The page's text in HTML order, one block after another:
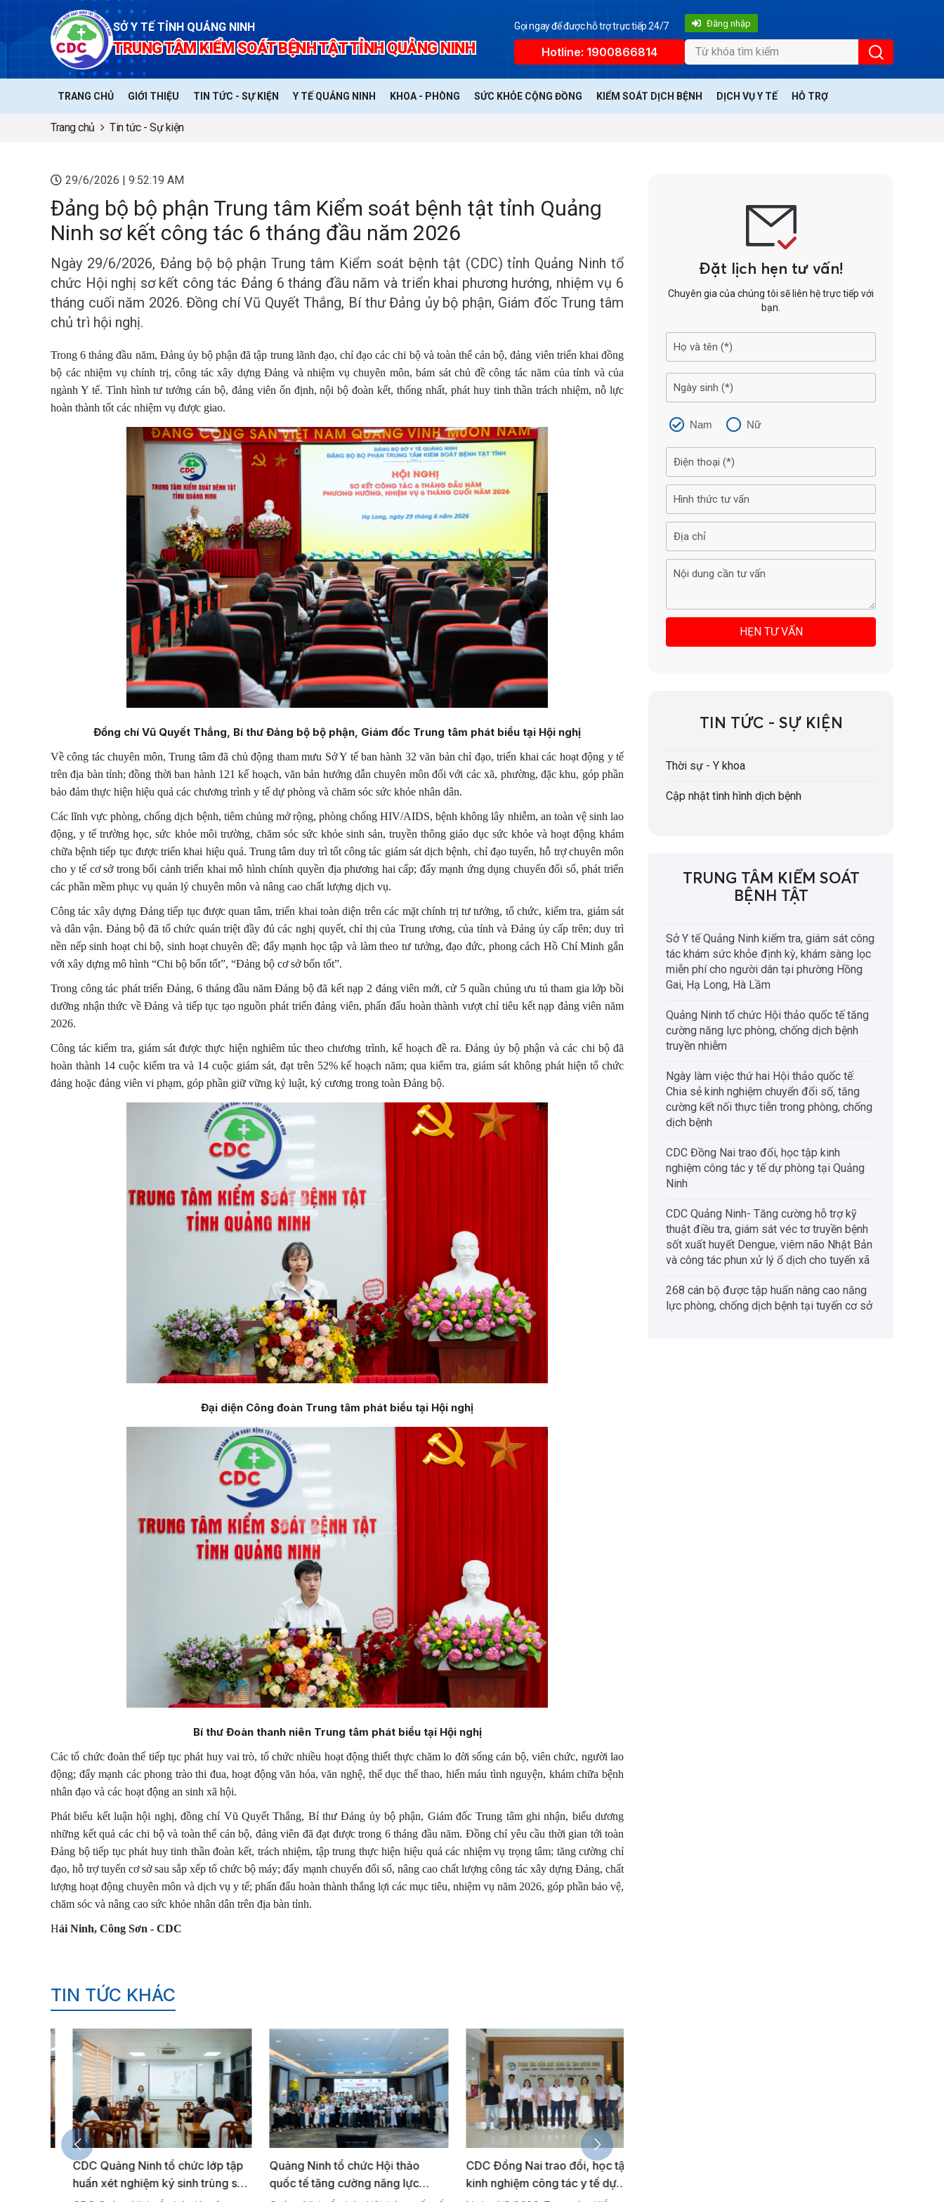
SỞ Y TẾ TỈNH QUẢNG NINH
TRUNG TÂM KIỂM SOÁT BỆNH TẬT TỈNH QUẢNG NINH
Gọi ngay để được hỗ trợ trực tiếp 24/7
Hotline: 1900866814
Đăng nhập
TRANG CHỦ GIỚI THIỆU TIN TỨC - SỰ KIỆN Y TẾ QUẢNG NINH KHOA - PHÒNG SỨC KHỎE CỘNG ĐỒNG KIỂM SOÁT DỊCH BỆNH DỊCH VỤ Y TẾ HỖ TRỢ
Trang chủ Tin tức - Sự kiện
29/6/2026 | 9:52:19 AM
Đảng bộ bộ phận Trung tâm Kiểm soát bệnh tật tỉnh Quảng
Ninh sơ kết công tác 6 tháng đầu năm 2026
Ngày 29/6/2026, Đảng bộ bộ phận Trung tâm Kiểm soát bệnh tật (CDC) tỉnh Quảng Ninh tổ
chức Hội nghị sơ kết công tác Đảng 6 tháng đầu năm và triển khai phương hướng, nhiệm vụ 6
tháng cuối năm 2026. Đồng chí Vũ Quyết Thắng, Bí thư Đảng ủy bộ phận, Giám đốc Trung tâm
chủ trì hội nghị.
Trong 6 tháng đầu năm, Đảng ủy bộ phận đã tập trung lãnh đạo, chỉ đạo các chi bộ và toàn thể cán bộ, đảng viên triển khai đồng
bộ các nhiệm vụ chính trị, công tác xây dựng Đảng và nhiệm vụ chuyên môn, bám sát chủ đề công tác năm của tỉnh và của
ngành Y tế. Tình hình tư tưởng cán bộ, đảng viên ổn định, nội bộ đoàn kết, thống nhất, phát huy tinh thần trách nhiệm, nỗ lực
hoàn thành tốt các nhiệm vụ được giao.
Đồng chí Vũ Quyết Thắng, Bí thư Đảng bộ bộ phận, Giám đốc Trung tâm phát biểu tại Hội nghị
Về công tác chuyên môn, Trung tâm đã chủ động tham mưu Sở Y tế ban hành 32 văn bản chỉ đạo, triển khai các hoạt động y tế
trên địa bàn tỉnh; đồng thời ban hành 121 kế hoạch, văn bản hướng dẫn chuyên môn đối với các xã, phường, đặc khu, góp phần
bảo đảm thực hiện hiệu quả các chương trình y tế dự phòng và chăm sóc sức khỏe nhân dân.
Các lĩnh vực phòng, chống dịch bệnh, tiêm chủng mở rộng, phòng chống HIV/AIDS, bệnh không lây nhiễm, an toàn vệ sinh lao
động, y tế trường học, sức khỏe môi trường, chăm sóc sức khỏe sinh sản, truyền thông giáo dục sức khỏe và hoạt động khám
chữa bệnh tiếp tục được triển khai hiệu quả. Trung tâm duy trì tốt công tác giám sát dịch bệnh, chỉ đạo tuyến, hỗ trợ chuyên môn
cho y tế cơ sở trong bối cảnh triển khai mô hình chính quyền địa phương hai cấp; đẩy mạnh ứng dụng chuyển đổi số, phát triển
các phần mềm phục vụ quản lý chuyên môn và nâng cao chất lượng dịch vụ.
Công tác xây dựng Đảng tiếp tục được quan tâm, triển khai toàn diện trên các mặt chính trị tư tưởng, tổ chức, kiểm tra, giám sát
và dân vận. Đảng bộ đã tổ chức quán triệt đầy đủ các nghị quyết, chỉ thị của Trung ương, của tỉnh và Đảng ủy cấp trên; duy trì
nền nếp sinh hoạt chi bộ, sinh hoạt chuyên đề; đẩy mạnh học tập và làm theo tư tưởng, đạo đức, phong cách Hồ Chí Minh gắn
với xây dựng mô hình “Chi bộ bốn tốt”, “Đảng bộ cơ sở bốn tốt”.
Trong công tác phát triển Đảng, 6 tháng đầu năm Đảng bộ đã kết nạp 2 đảng viên mới, cử 5 quần chúng ưu tú tham gia lớp bồi
dưỡng nhận thức về Đảng và tiếp tục tạo nguồn phát triển đảng viên, phấn đấu hoàn thành vượt chỉ tiêu kết nạp đảng viên năm
2026.
Công tác kiểm tra, giám sát được thực hiện nghiêm túc theo chương trình, kế hoạch đề ra. Đảng ủy bộ phận và các chi bộ đã
hoàn thành 14 cuộc kiểm tra và 14 cuộc giám sát, đạt trên 52% kế hoạch năm; qua kiểm tra, giám sát không phát hiện tổ chức
đảng hoặc đảng viên vi phạm, góp phần giữ vững kỷ luật, kỷ cương trong toàn Đảng bộ.
Đại diện Công đoàn Trung tâm phát biểu tại Hội nghị
Bí thư Đoàn thanh niên Trung tâm phát biểu tại Hội nghị
Các tổ chức đoàn thể tiếp tục phát huy vai trò, tổ chức nhiều hoạt động thiết thực chăm lo đời sống cán bộ, viên chức, người lao
động; đẩy mạnh các phong trào thi đua, hoạt động văn hóa, văn nghệ, thể dục thể thao, hiến máu tình nguyện, khám chữa bệnh
nhân đạo và các hoạt động an sinh xã hội.
Phát biểu kết luận hội nghị, đồng chí Vũ Quyết Thắng, Bí thư Đảng ủy bộ phận, Giám đốc Trung tâm ghi nhận, biểu dương
những kết quả các chi bộ và toàn thể cán bộ, đảng viên đã đạt được trong 6 tháng đầu năm. Đồng chí yêu cầu thời gian tới toàn
Đảng bộ tiếp tục phát huy tinh thần đoàn kết, trách nhiệm, tập trung thực hiện hiệu quả các nhiệm vụ trọng tâm; tăng cường chỉ
đạo, hỗ trợ tuyến cơ sở sau sắp xếp tổ chức bộ máy; đẩy mạnh chuyển đổi số, nâng cao chất lượng công tác xây dựng Đảng, chất
lượng hoạt động chuyên môn và dịch vụ y tế; phấn đấu hoàn thành thắng lợi các mục tiêu, nhiệm vụ năm 2026, góp phần bảo vệ,
chăm sóc và nâng cao sức khỏe nhân dân trên địa bàn tỉnh.
Hải Ninh, Công Sơn - CDC
TIN TỨC KHÁC
CDC Quảng Ninh tổ chức lớp tập
huấn xét nghiệm ký sinh trùng sốt
Quảng Ninh tổ chức Hội thảo
quốc tế tăng cường năng lực
CDC Đồng Nai trao đổi, học tập
kinh nghiệm công tác y tế dự
Đặt lịch hẹn tư vấn!
Chuyên gia của chúng tôi sẽ liên hệ trực tiếp với
bạn.
Nam Nữ
TIN TỨC - SỰ KIỆN
Thời sự - Y khoa
Cập nhật tình hình dịch bệnh
TRUNG TÂM KIỂM SOÁT
BỆNH TẬT
Sở Y tế Quảng Ninh kiểm tra, giám sát công
tác khám sức khỏe định kỳ, khám sàng lọc
miễn phí cho người dân tại phường Hồng
Gai, Hạ Long, Hà Lầm
Quảng Ninh tổ chức Hội thảo quốc tế tăng
cường năng lực phòng, chống dịch bệnh
truyền nhiễm
Ngày làm việc thứ hai Hội thảo quốc tế:
Chia sẻ kinh nghiệm chuyển đổi số, tăng
cường kết nối thực tiễn trong phòng, chống
dịch bệnh
CDC Đồng Nai trao đổi, học tập kinh
nghiệm công tác y tế dự phòng tại Quảng
Ninh
CDC Quảng Ninh- Tăng cường hỗ trợ kỹ
thuật điều tra, giám sát véc tơ truyền bệnh
sốt xuất huyết Dengue, viêm não Nhật Bản
và công tác phun xử lý ổ dịch cho tuyến xã
268 cán bộ được tập huấn nâng cao năng
lực phòng, chống dịch bệnh tại tuyến cơ sở